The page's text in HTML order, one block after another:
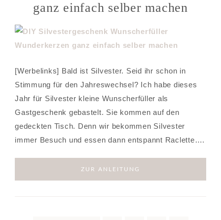
ganz einfach selber machen
[Werbelinks] Bald ist Silvester. Seid ihr schon in
Stimmung für den Jahreswechsel? Ich habe dieses
Jahr für Silvester kleine Wunscherfüller als
Gastgeschenk gebastelt. Sie kommen auf den
gedeckten Tisch. Denn wir bekommen Silvester
immer Besuch und essen dann entspannt Raclette….
ZUR ANLEITUNG